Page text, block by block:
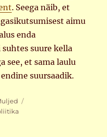
. Seega näib, et
aimu
enda
suure kella
see, et sama laulu
suursaadik.